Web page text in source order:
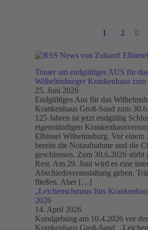
1 2
News von Zukunft
Trauer um endgültiges AUS für das
Wilhelmsburger Krankenhaus
25. Juni 2026
Endgültiges Aus für das
Krankenhaus Groß-Sand zum
125 Jahren ist jetzt endgültig
eigenständigen
Elbinsel Wilhelmsburg. Vor einem
bereits die Notaufnahme und die
geschlossen. Zum 30.6.2026 stirbt
Rest. Am 29. Juni wird es eine
Abschiedsveranstaltung geben.
fließen. Aber […]
„Leichenschmaus fürs
2026
14. April 2026
Kundgebung am 10.4.2026 vor
Krankenhaus Groß-Sand